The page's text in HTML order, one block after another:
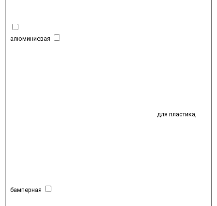
алюминиевая
для пластика,
бамперная